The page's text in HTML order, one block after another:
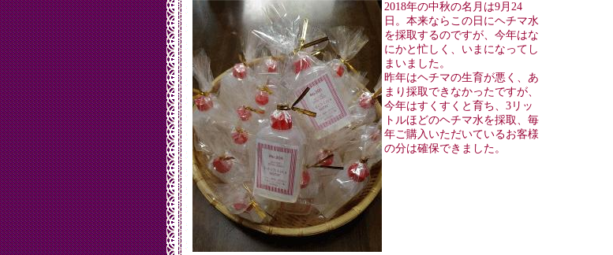
2018年の中秋の名月は9月24
日。本来ならこの日にヘチマ水
を採取するのですが、今年はな
にかと忙しく、いまになってし
まいました。
昨年はヘチマの生育が悪く、あ
まり採取できなかったですが、
今年はすくすくと育ち、3リッ
トルほどのヘチマ水を採取、毎
年ご購入いただいているお客様
の分は確保できました。